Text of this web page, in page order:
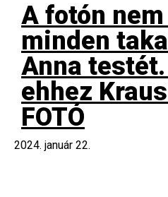
A fotón
minden
Anna
ehhez
FOTÓ
2024. január 22.